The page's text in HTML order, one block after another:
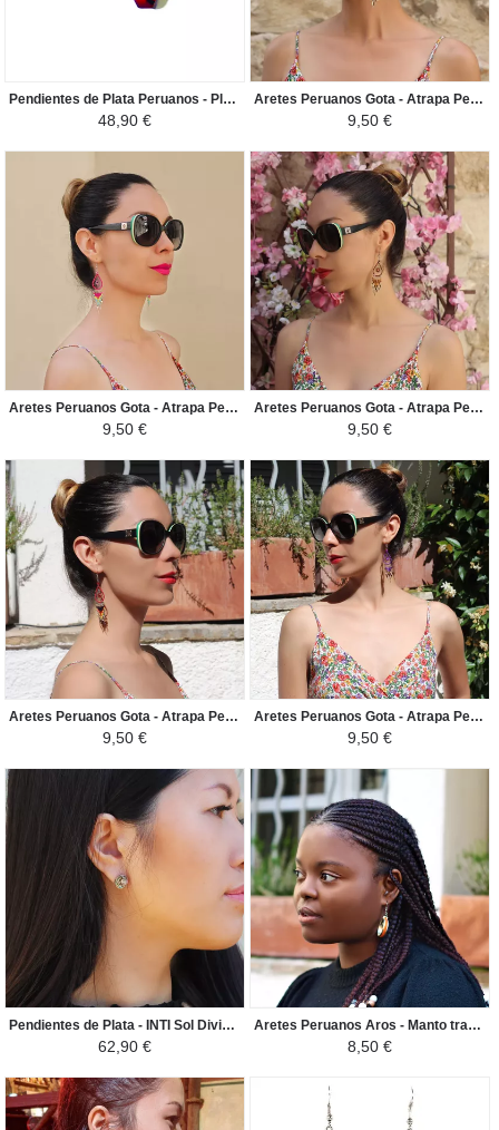
Pendientes de Plata Peruanos - Plata 950 con Huairuros - Rojo/Negro
48,90 €
Aretes Peruanos Gota - Atrapa Pesadillas en Perlas de Rocalla - Negro / Blanco
9,50 €
Aretes Peruanos Gota - Atrapa Pesadillas en Perlas de Rocalla - Rosado / Celeste
9,50 €
Aretes Peruanos Gota - Atrapa Pesadillas en Perlas de Rocalla - Marron / Negro
9,50 €
Aretes Peruanos Gota - Atrapa Pesadillas en Perlas de Rocalla - Rojo / Negro
9,50 €
Aretes Peruanos Gota - Atrapa Pesadillas en Perlas de Rocalla - Violeta / Oro
9,50 €
Pendientes de Plata - INTI Sol Divino Inca - Plata 950 con incrustaciones de piedras naturales semipreciosas - Blanco / Gris Brillante
62,90 €
Aretes Peruanos Aros - Manto tradicional Peruano - Tonos Marrones
8,50 €